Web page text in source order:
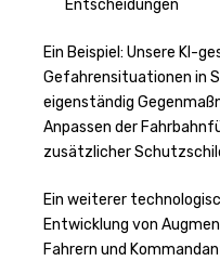
Entscheidungen
Ein Beispiel: Unsere KI-
Gefahrensituationen in
eigenständig
Anpassen der
zusätzlicher
Ein weiterer
Entwicklung von
Fahrern und